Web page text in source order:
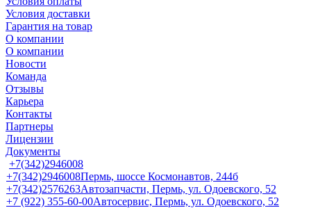
Условия доставки
Гарантия на товар
О компании
О компании
Новости
Команда
Отзывы
Карьера
Контакты
Партнеры
Лицензии
Документы
+7(342)2946008
+7(342)2946008Пермь, шоссе Космонавтов, 244б
+7(342)2576263Автозапчасти, Пермь, ул. Одоевского, 52
+7 (922) 355-60-00Автосервис, Пермь, ул. Одоевского, 52